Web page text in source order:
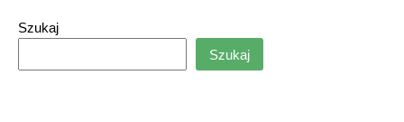
Szukaj
Szukaj